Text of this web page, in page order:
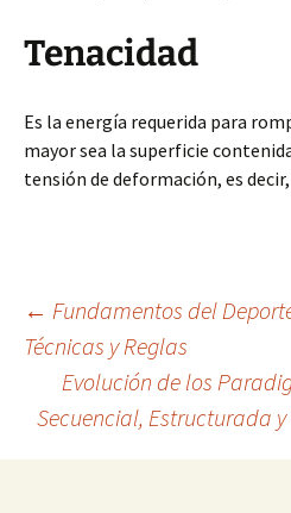
Tenacidad
Es la energía requerida para
mayor sea la superficie
tensión de deformación, es
de
entradas
← Fundamentos del
Técnicas y Reglas
Evolución de los
Secuencial, Estructurada